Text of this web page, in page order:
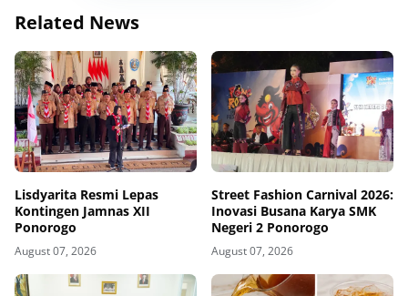
Related News
Lisdyarita Resmi Lepas
Kontingen Jamnas XII
Ponorogo
August 07, 2026
Street Fashion Carnival 2026:
Inovasi Busana Karya SMK
Negeri 2 Ponorogo
August 07, 2026